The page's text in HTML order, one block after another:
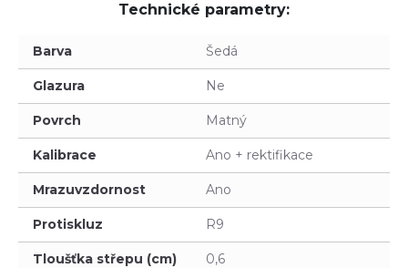
Technické parametry:
Barva Šedá
Glazura Ne
Povrch Matný
Kalibrace Ano + rektifikace
Mrazuvzdornost Ano
Protiskluz R9
Tloušťka střepu (cm) 0,6